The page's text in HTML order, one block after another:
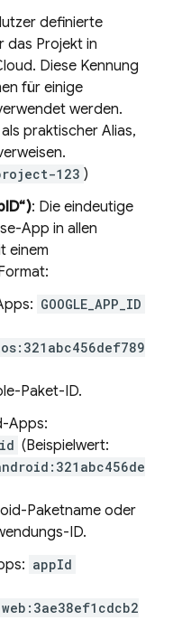
definierte
das Projekt in
. Diese Kennung
für einige
werden.
praktischer Alias,
123 )
: Die eindeutige
App in allen
einem
GOOGLE_APP_ID
Paket-ID.
Apps:
(Beispielwert:
Paketname oder
ID.
appId